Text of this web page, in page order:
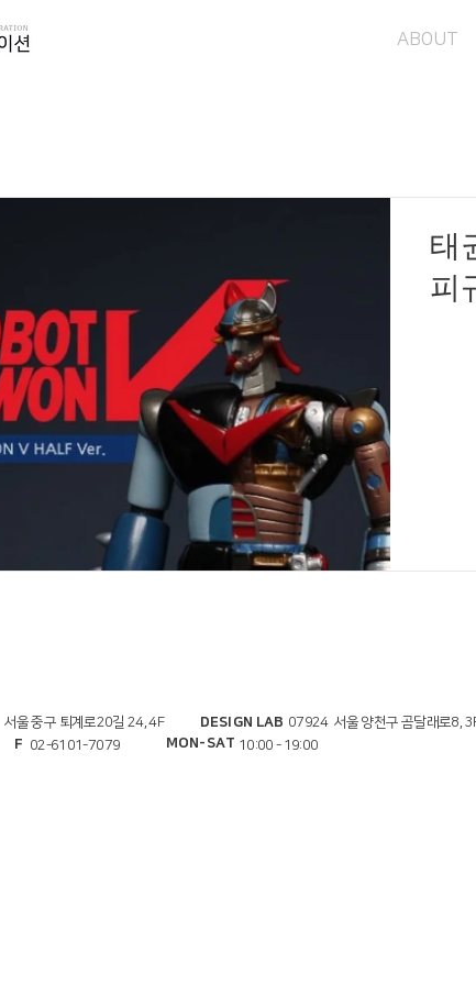
ABOUT
태
피
DESIGN LAB 07924 서울 양천구 곰달래로8,
울 중구 퇴계로20길 24, 4F
F MON-SAT
02-6101-7079
10:00 - 19:00